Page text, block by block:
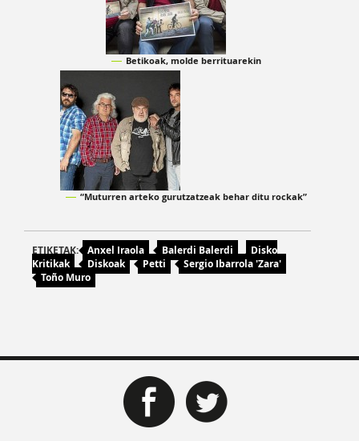
Betikoak, molde berrituarekin
“Muturren arteko gurutzatzeak behar ditu rockak”
ETIKETAK: Anxel Iraola Balerdi Balerdi
Disko
Kritikak
Diskoak Petti
Sergio Ibarrola 'Zara'
Toño Muro